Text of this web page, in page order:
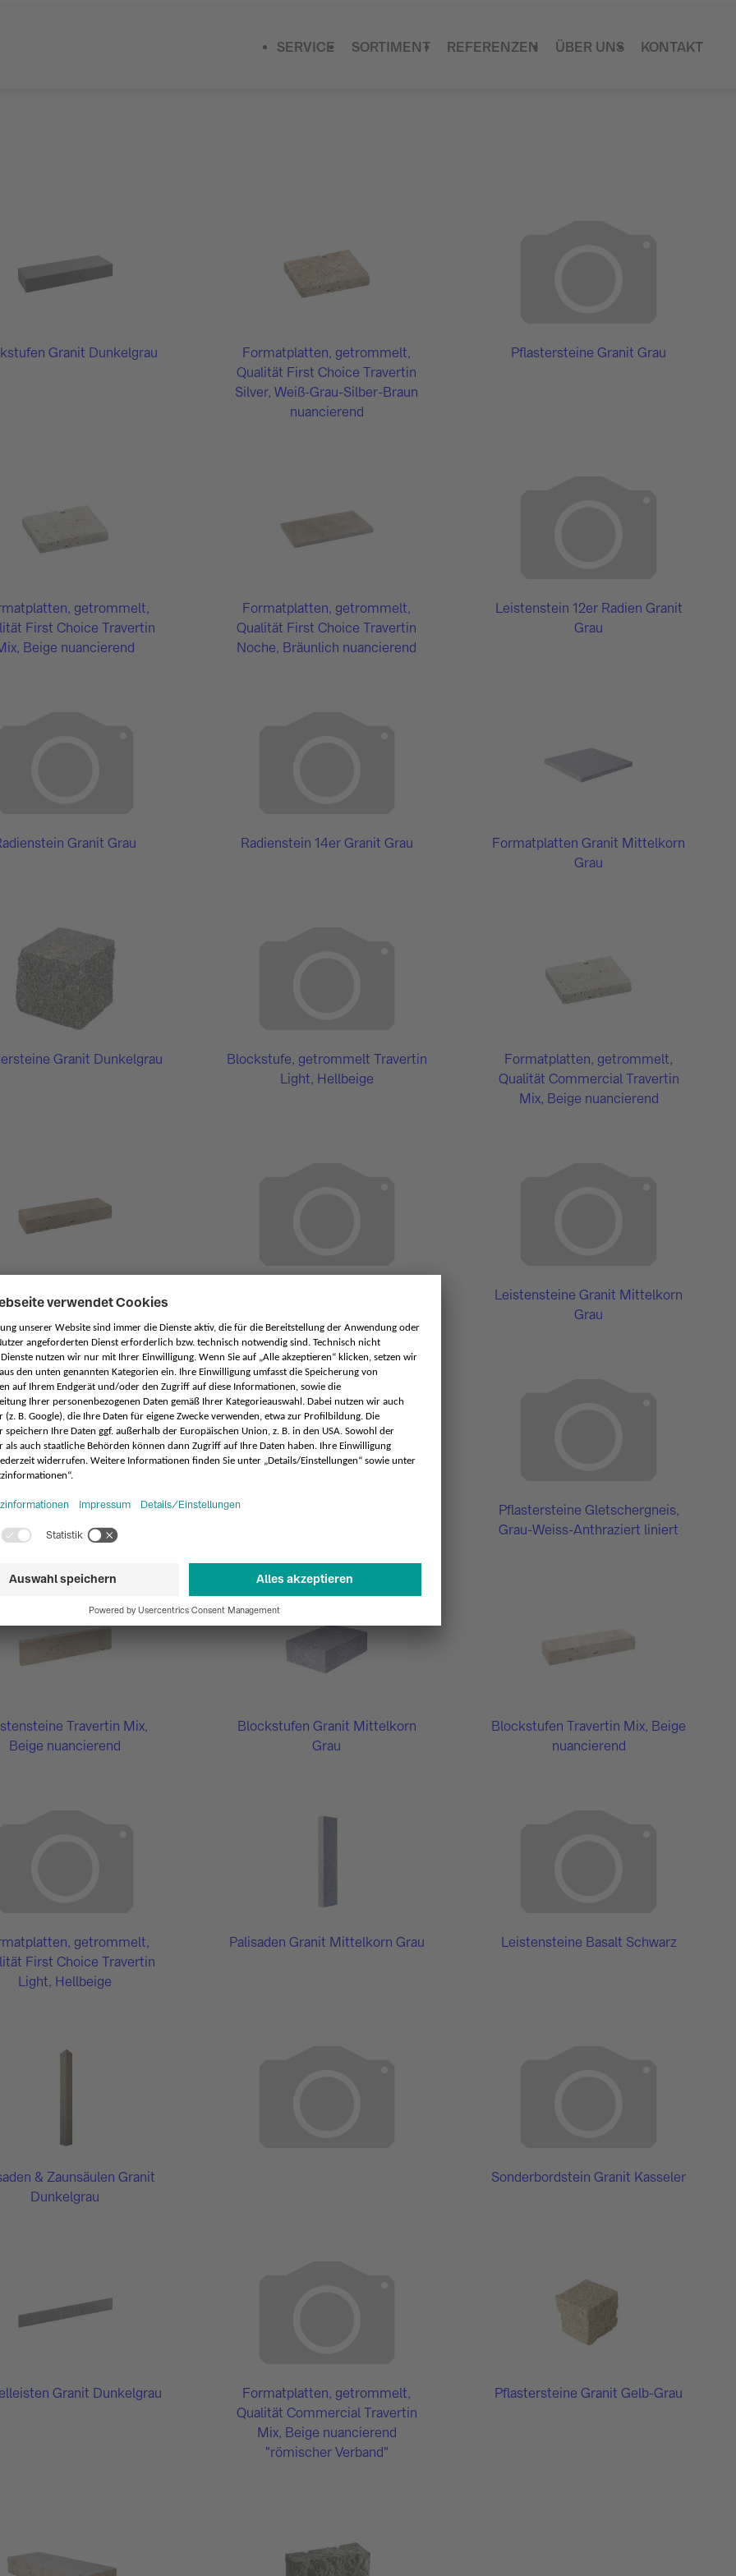
SERVICE SORTIMENT REFERENZEN ÜBER UNS KONTAKT
Granit Dunkelgrau
Formatplatten, getrommelt,
Qualität First Choice Travertin
Silver, Weiß-Grau-Silber-Braun
nuancierend
Pflastersteine Granit Grau
getrommelt,
First Choice Travertin
Beige nuancierend
Formatplatten, getrommelt,
Qualität First Choice Travertin
Noche, Bräunlich nuancierend
Leistenstein 12er Radien Granit
Grau
Granit Grau Radienstein 14er Granit Grau
Formatplatten Granit Mittelkorn
Grau
Granit Dunkelgrau
Blockstufe, getrommelt Travertin
Light, Hellbeige
Formatplatten, getrommelt,
Qualität Commercial Travertin
Mix, Beige nuancierend
getrommelt Travertin
Leistensteine Granit Mittelkorn
Grau
Busbord Granit Grau
Pflastersteine Gletschergneis,
Grau-Weiss-Anthraziert liniert
Travertin Mix,
Beige nuancierend
Blockstufen Granit Mittelkorn
Grau
Blockstufen Travertin Mix, Beige
nuancierend
getrommelt,
First Choice Travertin
Light, Hellbeige
Palisaden Granit Mittelkorn Grau Leistensteine Basalt Schwarz
& Zaunsäulen Granit
Dunkelgrau
Sonderbordstein Granit Kasseler
Granit Dunkelgrau
Formatplatten, getrommelt,
Qualität Commercial Travertin
Mix, Beige nuancierend
"römischer Verband"
Pflastersteine Granit Gelb-Grau